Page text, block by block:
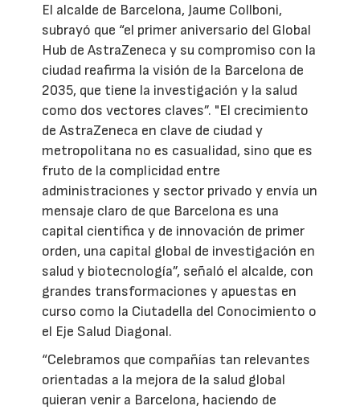
El alcalde de Barcelona, Jaume Collboni,
subrayó que “el primer aniversario del Global
Hub de AstraZeneca y su compromiso con la
ciudad reafirma la visión de la Barcelona de
2035, que tiene la investigación y la salud
como dos vectores claves”. "El crecimiento
de AstraZeneca en clave de ciudad y
metropolitana no es casualidad, sino que es
fruto de la complicidad entre
administraciones y sector privado y envía un
mensaje claro de que Barcelona es una
capital científica y de innovación de primer
orden, una capital global de investigación en
salud y biotecnología”, señaló el alcalde, con
grandes transformaciones y apuestas en
curso como la Ciutadella del Conocimiento o
el Eje Salud Diagonal.
“Celebramos que compañías tan relevantes
orientadas a la mejora de la salud global
quieran venir a Barcelona, haciendo de